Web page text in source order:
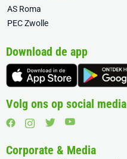
AS Roma
PEC Zwolle
Download de app
Volg ons op social media
Corporate & Media